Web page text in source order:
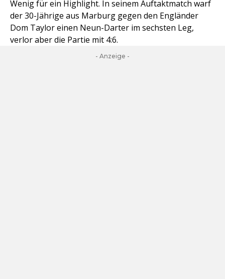
Wenig für ein Highlight. In seinem Auftaktmatch warf
der 30-Jährige aus Marburg gegen den Engländer
Dom Taylor einen Neun-Darter im sechsten Leg,
verlor aber die Partie mit 4:6.
- Anzeige -